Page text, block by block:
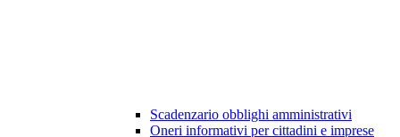
Scadenzario obblighi amministrativi
Oneri informativi per cittadini e imprese